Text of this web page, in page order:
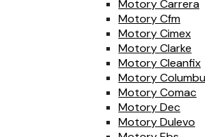
Motory Carrera
Motory Cfm
Motory Cimex
Motory Clarke
Motory Cleanfix
Motory
Motory Comac
Motory Dec
Motory Dulevo